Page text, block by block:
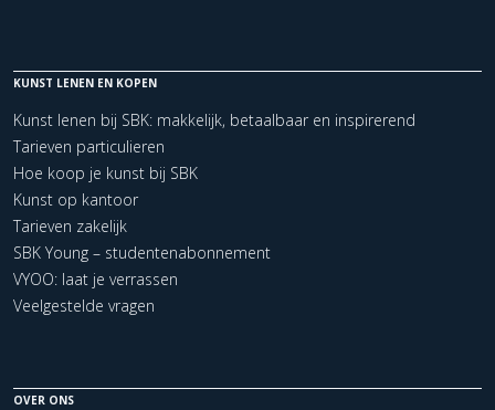
KUNST LENEN EN KOPEN
Kunst lenen bij SBK: makkelijk, betaalbaar en inspirerend
Tarieven particulieren
Hoe koop je kunst bij SBK
Kunst op kantoor
Tarieven zakelijk
SBK Young – studentenabonnement
VYOO: laat je verrassen
Veelgestelde vragen
OVER ONS